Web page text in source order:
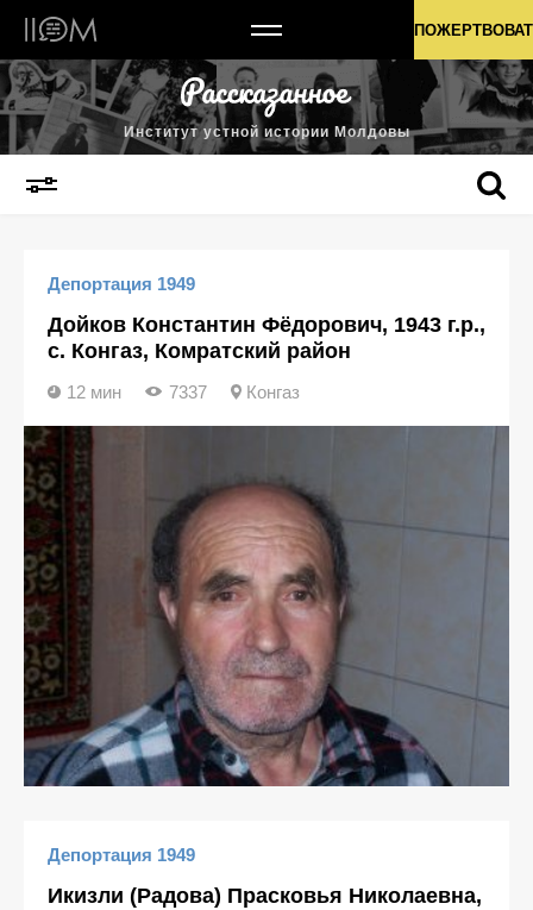
Институт устной истории Молдовы
Институт устной истории Молдовы
Депортация 1949
Дойков Константин Фёдорович, 1943 г.р.,
с. Конгаз, Комратский район
12 мин 7337 Конгаз
Депортация 1949
Икизли (Радова) Прасковья Николаевна,